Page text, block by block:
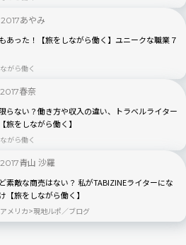
あやみ
あった！【旅をしながら働く】ユニークな職業７
がら働く
春奈
らない？働き方や収入の違い、トラベルライター
旅をしながら働く】
がら働く
青山 沙羅
素敵な商売はない？ 私がTABIZINEライターにな
【旅をしながら働く】
アメリカ 現地ルポ／ブログ